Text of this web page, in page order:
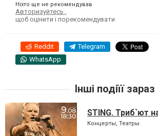
Ніхто ще не рекомендував
Авторизуйтесь
щоб оцінити і порекомендувати
Reddit Telegram
WhatsApp
Інші подіїї зараз
STING. Триб`ют
Концерты, Театры